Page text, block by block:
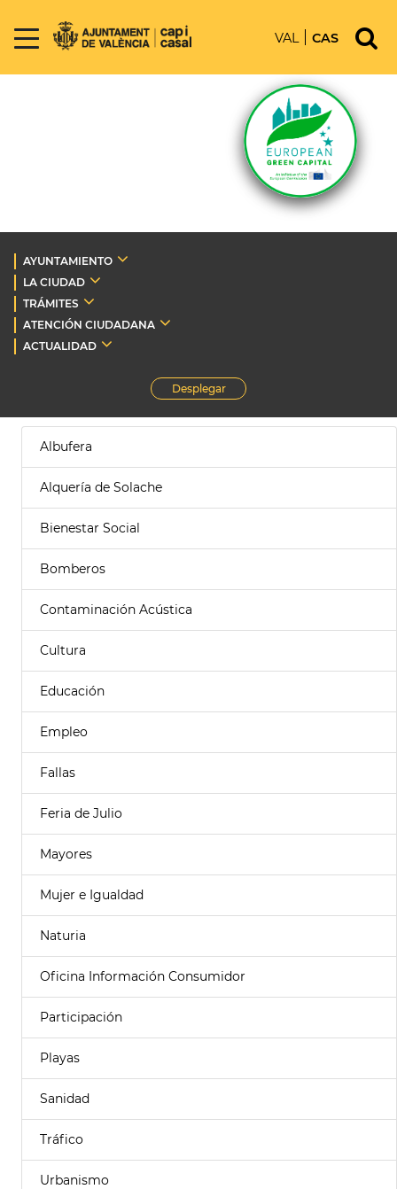
VAL CAS
AYUNTAMIENTO
LA CIUDAD
TRÁMITES
ATENCIÓN CIUDADANA
ACTUALIDAD
Desplegar
Albufera
Alquería de Solache
Bienestar Social
Bomberos
Contaminación Acústica
Cultura
Educación
Empleo
Fallas
Feria de Julio
Mayores
Mujer e Igualdad
Naturia
Oficina Información Consumidor
Participación
Playas
Sanidad
Tráfico
Urbanismo